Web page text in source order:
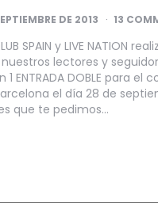
DE 2013 13
SPAIN y LIVE NATION
lectores y
ENTRADA DOBLE para el
el día 28 de
que te pedimos…